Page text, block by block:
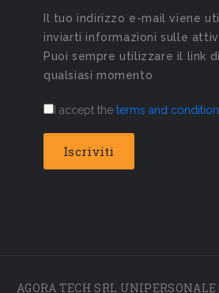
Il tuo indirizzo e-mail viene
inviarti informazioni sulle
Puoi sempre utilizzare il link
qualsiasi momento
I accept the terms and
AGORA TECH SRL